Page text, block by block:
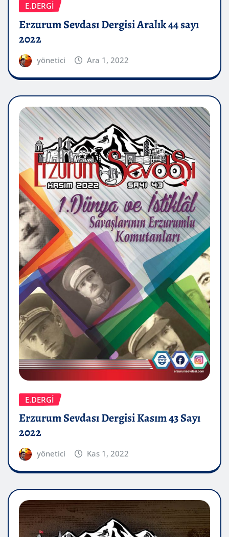
E.DERGİ
Erzurum Sevdası Dergisi Aralık 44 sayı
2022
yönetici Ara 1, 2022
E.DERGİ
Erzurum Sevdası Dergisi Kasım 43 Sayı
2022
yönetici Kas 1, 2022